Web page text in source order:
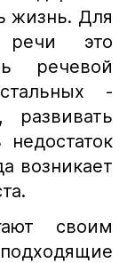
жизнь. Для
это
речевой
-
развивать
возникает
своим